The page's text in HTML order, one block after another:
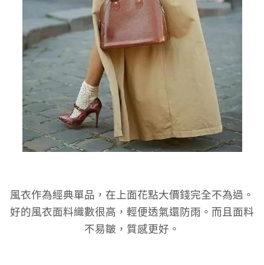
風衣作為經典單品，在上面花點大價錢完全不為過。
好的風衣面料織數很高，輕便透氣還防雨。而且面料
不易皺，質感更好。